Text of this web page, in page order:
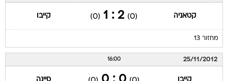
קטאניה (0)
2 : 1
(0) קייבו
מחזור 13
25/11/2012
16:00
קייבו סיינה